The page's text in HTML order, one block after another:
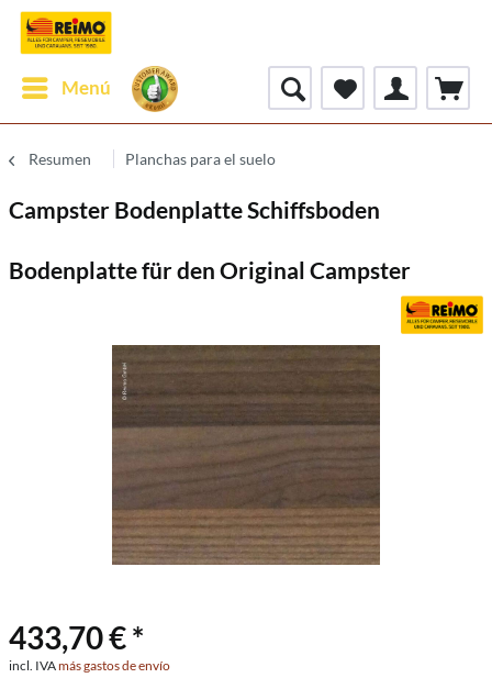
Menú
Resumen Planchas para el suelo
Campster Bodenplatte Schiffsboden
Bodenplatte für den Original Campster
433,70 € *
incl. IVAmás gastos de envío